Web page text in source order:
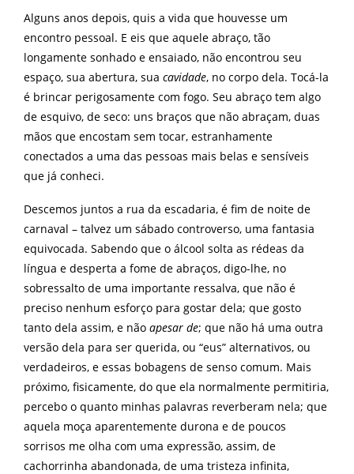
Alguns anos depois, quis a vida que houvesse um
encontro pessoal. E eis que aquele abraço, tão
longamente sonhado e ensaiado, não encontrou seu
espaço, sua abertura, sua cavidade, no corpo dela. Tocá-la
é brincar perigosamente com fogo. Seu abraço tem algo
de esquivo, de seco: uns braços que não abraçam, duas
mãos que encostam sem tocar, estranhamente
conectados a uma das pessoas mais belas e sensíveis
que já conheci.
Descemos juntos a rua da escadaria, é fim de noite de
carnaval – talvez um sábado controverso, uma fantasia
equivocada. Sabendo que o álcool solta as rédeas da
língua e desperta a fome de abraços, digo-lhe, no
sobressalto de uma importante ressalva, que não é
preciso nenhum esforço para gostar dela; que gosto
tanto dela assim, e não apesar de; que não há uma outra
versão dela para ser querida, ou “eus” alternativos, ou
verdadeiros, e essas bobagens de senso comum. Mais
próximo, fisicamente, do que ela normalmente permitiria,
percebo o quanto minhas palavras reverberam nela; que
aquela moça aparentemente durona e de poucos
sorrisos me olha com uma expressão, assim, de
cachorrinha abandonada, de uma tristeza infinita,